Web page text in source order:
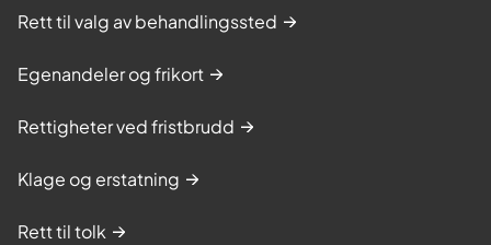
Rett til valg av behandlingssted
Egenandeler og frikort
Rettigheter ved fristbrudd
Klage og erstatning
Rett til tolk